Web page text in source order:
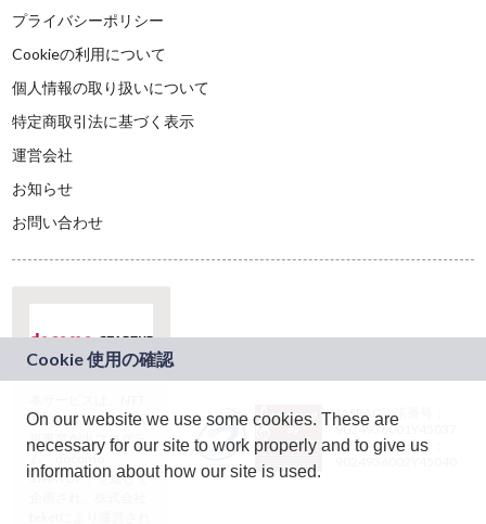
プライバシーポリシー
Cookieの利用について
個人情報の取り扱いについて
特定商取引法に基づく表示
運営会社
お知らせ
お問い合わせ
ドコモグループの新
規事業創出プログラ
ム「docomo
STARTUP」を通じて
JASRAC許諾番号：
9024936001Y45037
JASRAC許諾番号：
On our website we use some cookies. These are
necessary for our site to work properly and to give us
information about how our site is used.